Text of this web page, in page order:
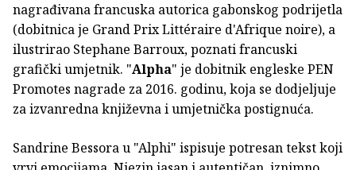
nagrađivana francuska autorica gabonskog podrijetla
(dobitnica je Grand Prix Littéraire d'Afrique noire), a
ilustrirao Stephane Barroux, poznati francuski
grafički umjetnik. "Alpha" je dobitnik engleske PEN
Promotes nagrade za 2016. godinu, koja se dodjeljuje
za izvanredna književna i umjetnička postignuća.
Sandrine Bessora u "Alphi" ispisuje potresan tekst koji